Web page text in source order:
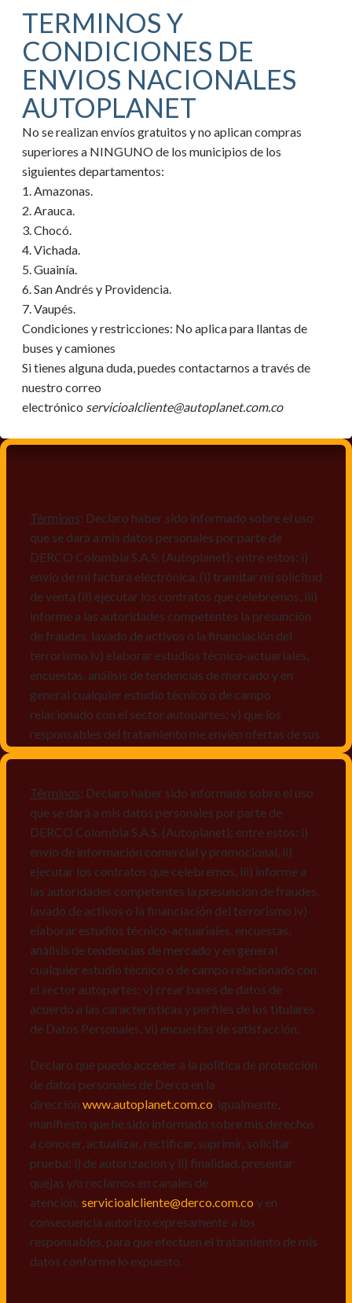
TERMINOS Y
CONDICIONES DE
ENVIOS NACIONALES
AUTOPLANET
No se realizan envíos gratuitos y no aplican compras
superiores a NINGUNO de los municipios de los
siguientes departamentos:
1. Amazonas.
2. Arauca.
3. Chocó.
4. Vichada.
5. Guainía.
6. San Andrés y Providencia.
7. Vaupés.
Condiciones y restricciones: No aplica para llantas de
buses y camiones
Si tienes alguna duda, puedes contactarnos a través de
nuestro correo
electrónico servicioalcliente@autoplanet.com.co
Términos: Declaro haber sido informado sobre el uso
que se dará a mis datos personales por parte de
DERCO Colombia S.A.S. (Autoplanet); entre estos: i)
envío de mi factura electrónica, (i) tramitar mi solicitud
de venta (ii) ejecutar los contratos que celebremos, iii)
informe a las autoridades competentes la presunción
de fraudes, lavado de activos o la financiación del
terrorismo iv) elaborar estudios técnico-actuariales,
encuestas, análisis de tendencias de mercado y en
general cualquier estudio técnico o de campo
relacionado con el sector autopartes; v) que los
responsables del tratamiento me envíen ofertas de sus
mismos, vi) crear bases de datos de acuerdo a las
características y perfiles de los titulares de Datos
Personales, v) encuestas de satisfacción, vi) reportes
recall.
Declaro que puedo acceder a la política de protección
de datos personales de Derco en la
direcciónwww.autoplanet.com.co, igualmente,
manifiesto que he sido informado sobre mis derechos
a conocer, actualizar, rectificar, suprimir, solicitar
prueba: i) de autorización y ii) finalidad, presentar
quejas y/o reclamos en canales de
atención: servicioalcliente@derco.com.coy en
responsables, para que efectúen el tratamiento de mis
datos conforme lo expuesto.
Términos: Declaro haber sido informado sobre el uso
que se dará a mis datos personales por parte de
DERCO Colombia S.A.S. (Autoplanet); entre estos: i)
envío de información comercial y promocional, ii)
ejecutar los contratos que celebremos, iii) informe a
las autoridades competentes la presunción de fraudes,
lavado de activos o la financiación del terrorismo iv)
elaborar estudios técnico-actuariales, encuestas,
análisis de tendencias de mercado y en general
cualquier estudio técnico o de campo relacionado con
el sector autopartes; v) crear bases de datos de
acuerdo a las características y perfiles de los titulares
de Datos Personales, vi) encuestas de satisfacción.
Declaro que puedo acceder a la política de protección
de datos personales de Derco en la
dirección www.autoplanet.com.co , igualmente,
manifiesto que he sido informado sobre mis derechos
a conocer, actualizar, rectificar, suprimir, solicitar
prueba: i) de autorización y ii) finalidad, presentar
quejas y/o reclamos en canales de
atención: servicioalcliente@derco.com.co y en
consecuencia autorizo expresamente a los
responsables, para que efectúen el tratamiento de mis
datos conforme lo expuesto.